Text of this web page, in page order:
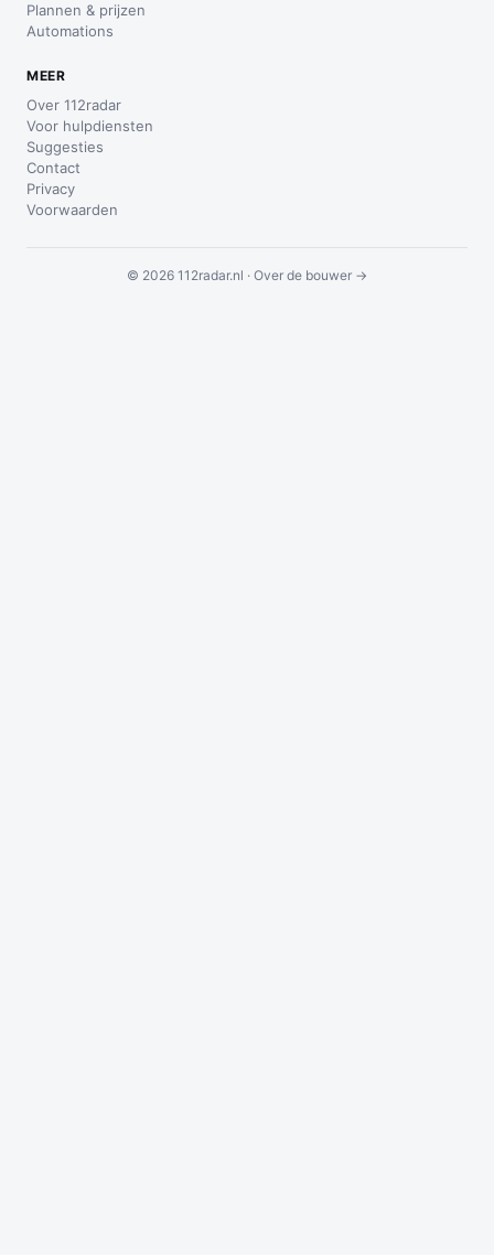
Plannen & prijzen
Automations
MEER
Over 112radar
Voor hulpdiensten
Suggesties
Contact
Privacy
Voorwaarden
© 2026 112radar.nl · Over de bouwer →